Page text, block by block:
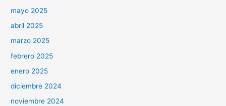
mayo 2025
abril 2025
marzo 2025
febrero 2025
enero 2025
diciembre 2024
noviembre 2024